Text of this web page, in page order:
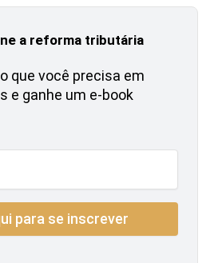
a reforma tributária
que você precisa em
e ganhe um e-book